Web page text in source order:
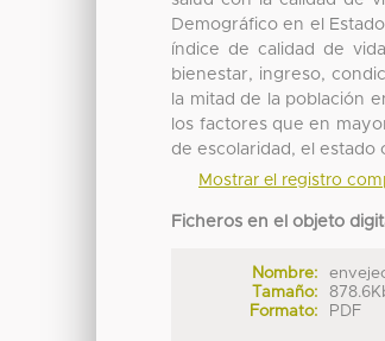
Demográfico en el
índice de calidad de
bienestar, ingreso,
la mitad de la población
los factores que en
de escolaridad, el estado
Mostrar el registro
Ficheros en el objeto
Nombre:
Tamaño:
Formato:
PDF